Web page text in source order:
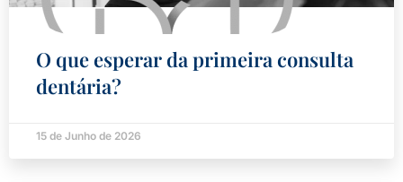
O que esperar da primeira consulta
dentária?
15 de Junho de 2026